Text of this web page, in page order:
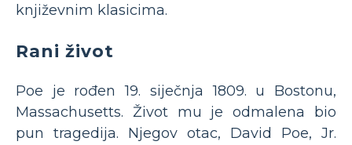
književnim klasicima.
Rani život
Poe je rođen 19. siječnja 1809. u Bostonu,
Massachusetts. Život mu je odmalena bio
pun tragedija. Njegov otac, David Poe, Jr.